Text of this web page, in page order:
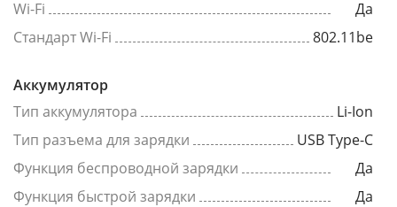
Wi-Fi
Да
Стандарт Wi-Fi
802.11be
Аккумулятор
Тип аккумулятора
Li-Ion
Тип разъема для зарядки
USB Type-C
Функция беспроводной зарядки
Да
Функция быстрой зарядки
Да